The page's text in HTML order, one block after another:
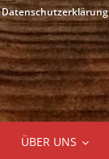
Datenschutzerklärung
ÜBER UNS